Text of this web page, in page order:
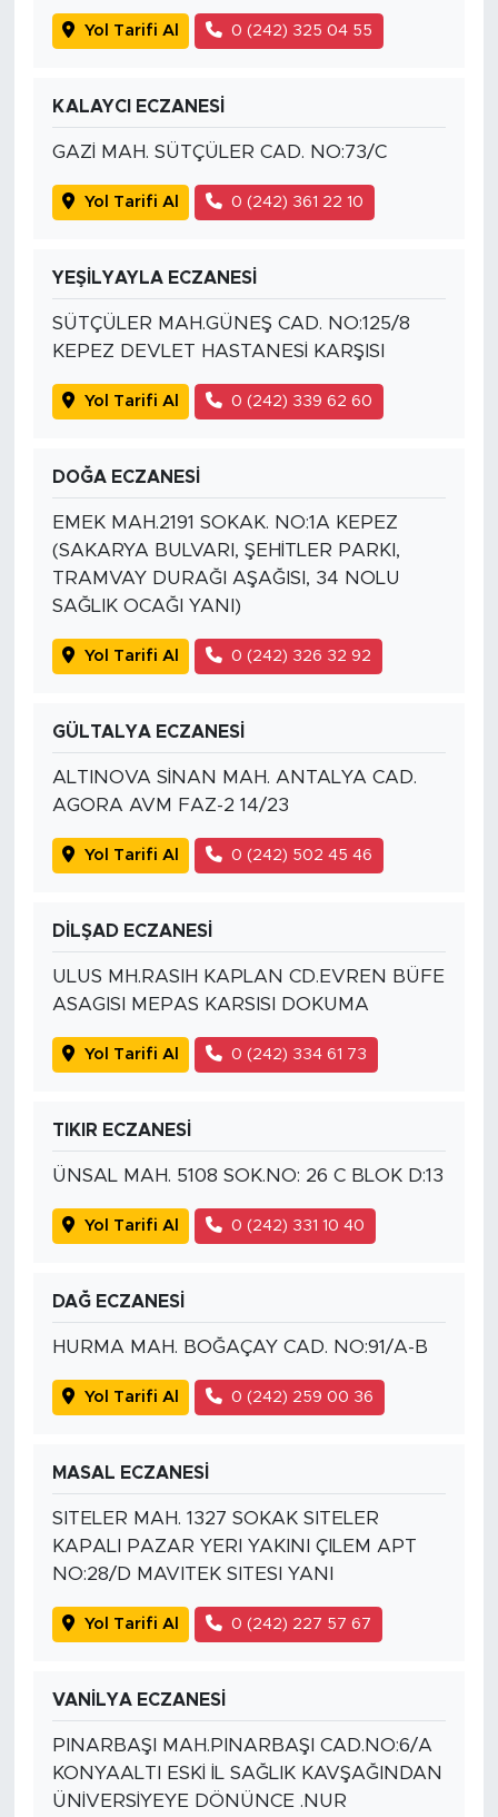
Yol Tarifi Al 0 (242) 325 04 55
KALAYCI ECZANESİ
GAZİ MAH. SÜTÇÜLER CAD. NO:73/C
Yol Tarifi Al 0 (242) 361 22 10
YEŞİLYAYLA ECZANESİ
SÜTÇÜLER MAH.GÜNEŞ CAD. NO:125/8
KEPEZ DEVLET HASTANESİ KARŞISI
Yol Tarifi Al 0 (242) 339 62 60
DOĞA ECZANESİ
EMEK MAH.2191 SOKAK. NO:1A KEPEZ
(SAKARYA BULVARI, ŞEHİTLER PARKI,
TRAMVAY DURAĞI AŞAĞISI, 34 NOLU
SAĞLIK OCAĞI YANI)
Yol Tarifi Al 0 (242) 326 32 92
GÜLTALYA ECZANESİ
ALTINOVA SİNAN MAH. ANTALYA CAD.
AGORA AVM FAZ-2 14/23
Yol Tarifi Al 0 (242) 502 45 46
DİLŞAD ECZANESİ
ULUS MH.RASIH KAPLAN CD.EVREN BÜFE
ASAGISI MEPAS KARSISI DOKUMA
Yol Tarifi Al 0 (242) 334 61 73
TIKIR ECZANESİ
ÜNSAL MAH. 5108 SOK.NO: 26 C BLOK D:13
Yol Tarifi Al 0 (242) 331 10 40
DAĞ ECZANESİ
HURMA MAH. BOĞAÇAY CAD. NO:91/A-B
Yol Tarifi Al 0 (242) 259 00 36
MASAL ECZANESİ
SITELER MAH. 1327 SOKAK SITELER
KAPALI PAZAR YERI YAKINI ÇILEM APT
NO:28/D MAVITEK SITESI YANI
Yol Tarifi Al 0 (242) 227 57 67
VANİLYA ECZANESİ
PINARBAŞI MAH.PINARBAŞI CAD.NO:6/A
KONYAALTI ESKİ İL SAĞLIK KAVŞAĞINDAN
ÜNİVERSİYEYE DÖNÜNCE .NUR